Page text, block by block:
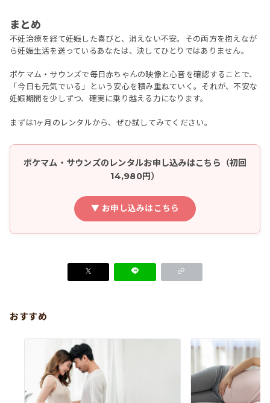
まとめ
不妊治療を経て妊娠した喜びと、消えない不安。その両方を抱えなが
ら妊娠生活を送っているあなたは、決してひとりではありません。
ポケマム・サウンズで毎日赤ちゃんの映像と心音を確認することで、
「今日も元気でいる」という安心を積み重ねていく。それが、不安な
妊娠期間を少しずつ、確実に乗り越える力になります。
まずは1ヶ月のレンタルから、ぜひ試してみてください。
ポケマム・サウンズのレンタルお申し込みはこちら（初回
14,980円）
▼ お申し込みはこちら
おすすめ